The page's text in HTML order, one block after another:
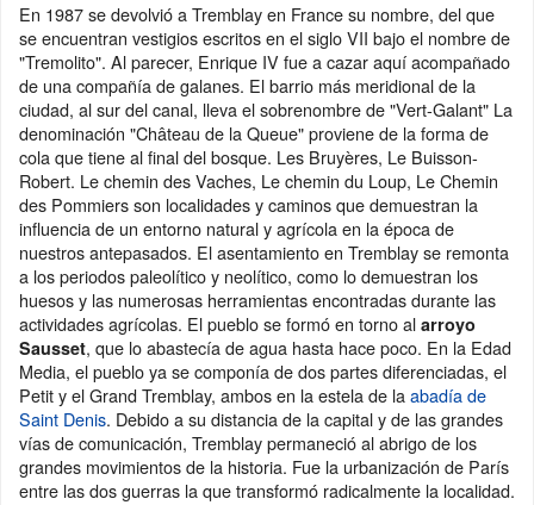
En 1987 se devolvió a Tremblay en France su nombre, del que
se encuentran vestigios escritos en el siglo VII bajo el nombre de
"Tremolito". Al parecer, Enrique IV fue a cazar aquí acompañado
de una compañía de galanes. El barrio más meridional de la
ciudad, al sur del canal, lleva el sobrenombre de "Vert-Galant" La
denominación "Château de la Queue" proviene de la forma de
cola que tiene al final del bosque. Les Bruyères, Le Buisson-
Robert. Le chemin des Vaches, Le chemin du Loup, Le Chemin
des Pommiers son localidades y caminos que demuestran la
influencia de un entorno natural y agrícola en la época de
nuestros antepasados. El asentamiento en Tremblay se remonta
a los periodos paleolítico y neolítico, como lo demuestran los
huesos y las numerosas herramientas encontradas durante las
actividades agrícolas. El pueblo se formó en torno al arroyo
Sausset, que lo abastecía de agua hasta hace poco. En la Edad
Media, el pueblo ya se componía de dos partes diferenciadas, el
Petit y el Grand Tremblay, ambos en la estela de laabadía de
Saint Denis. Debido a su distancia de la capital y de las grandes
vías de comunicación, Tremblay permaneció al abrigo de los
grandes movimientos de la historia. Fue la urbanización de París
entre las dos guerras la que transformó radicalmente la localidad.